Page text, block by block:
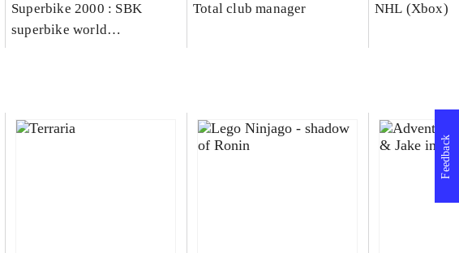
Superbike 2000 : SBK
superbike world
Total club manager NHL (Xbox)
Feedback